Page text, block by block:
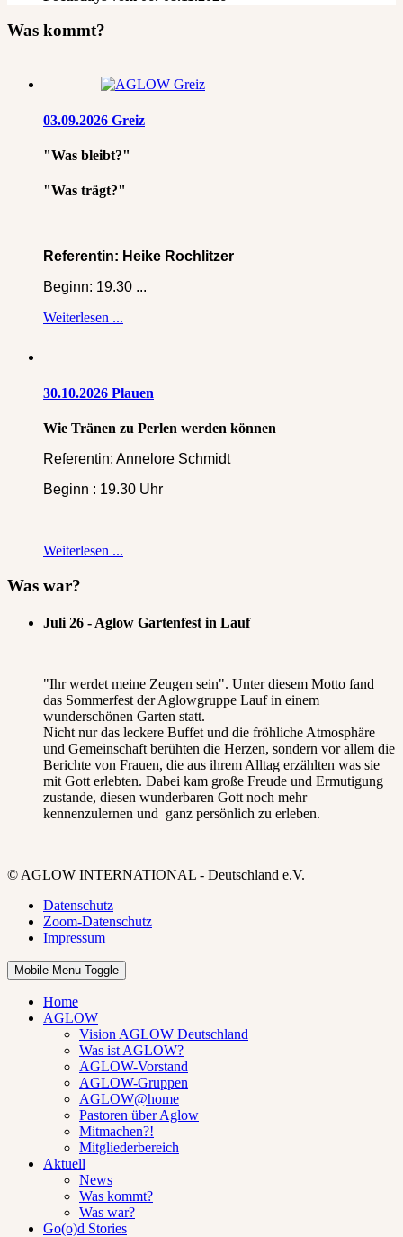
Was kommt?
03.09.2026 Greiz
"Was bleibt?"
"Was trägt?"
Referentin: Heike Rochlitzer
Beginn: 19.30 ...
Weiterlesen ...
30.10.2026 Plauen
Wie Tränen zu Perlen werden können
Referentin: Annelore Schmidt
Beginn : 19.30 Uhr
Weiterlesen ...
Was war?
Juli 26 - Aglow Gartenfest in Lauf
"Ihr werdet meine Zeugen sein". Unter diesem Motto fand
das Sommerfest der Aglowgruppe Lauf in einem
wunderschönen Garten statt.
Nicht nur das leckere Buffet und die fröhliche Atmosphäre
und Gemeinschaft berühten die Herzen, sondern vor allem die
Berichte von Frauen, die aus ihrem Alltag erzählten was sie
mit Gott erlebten. Dabei kam große Freude und Ermutigung
zustande, diesen wunderbaren Gott noch mehr
kennenzulernen und ganz persönlich zu erleben.
© AGLOW INTERNATIONAL - Deutschland e.V.
Datenschutz
Zoom-Datenschutz
Impressum
Mobile Menu Toggle
Home
AGLOW
Vision AGLOW Deutschland
Was ist AGLOW?
AGLOW-Vorstand
AGLOW-Gruppen
AGLOW@home
Pastoren über Aglow
Mitmachen?!
Mitgliederbereich
Aktuell
News
Was kommt?
Was war?
Go(o)d Stories